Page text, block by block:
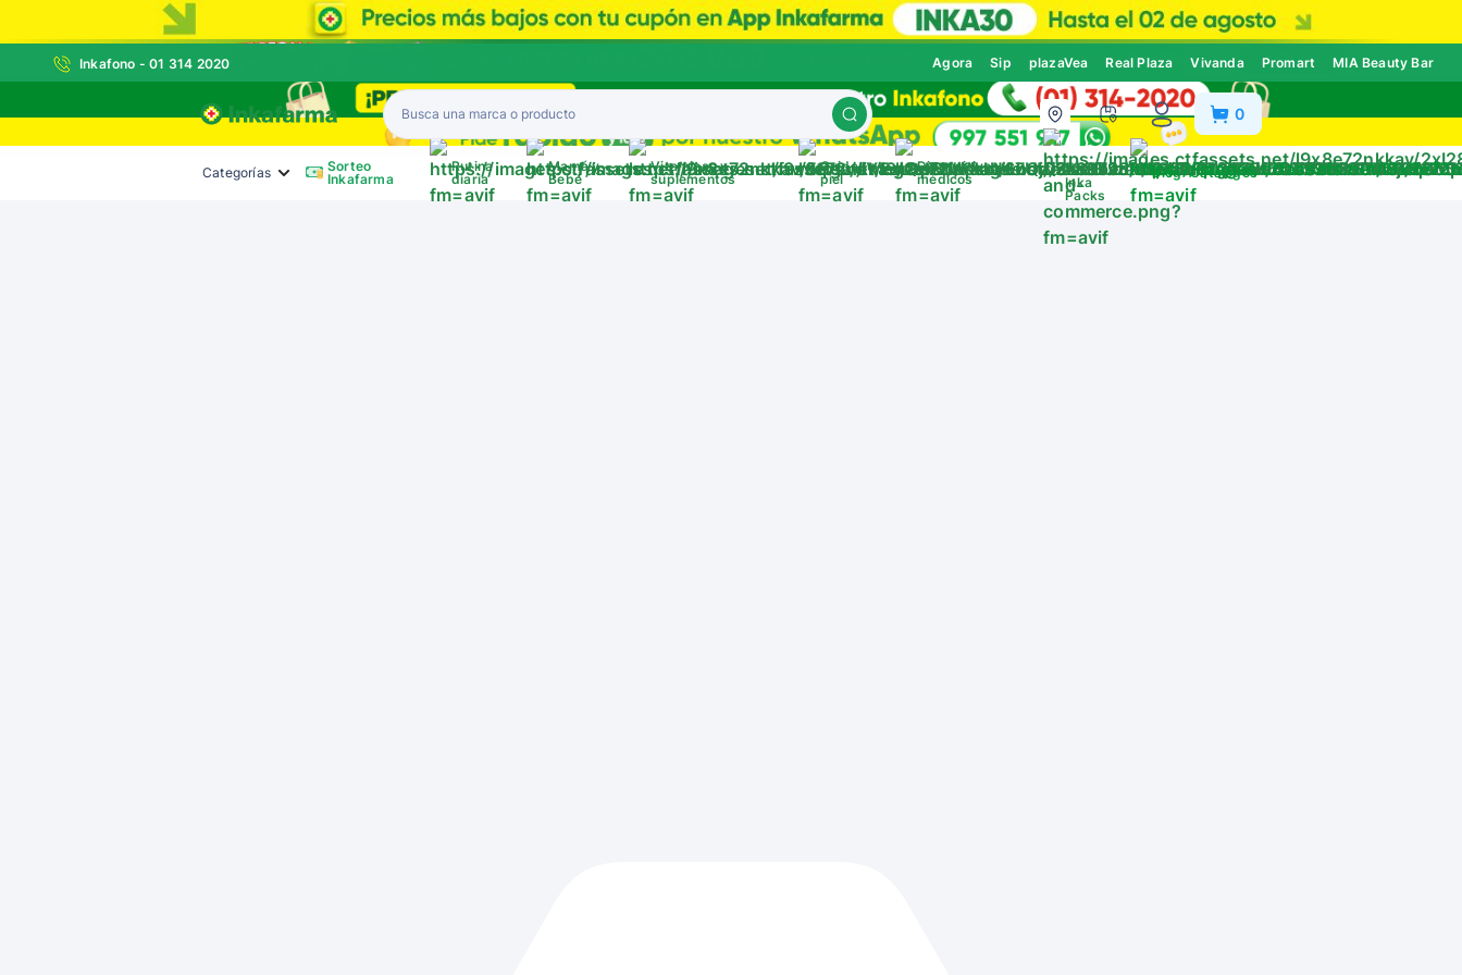
Inkafono - 01 314 2020 Agora Sip plazaVea Real Plaza Vivanda Promart MIA Beauty Bar
0
Categorías
Sorteo
Inkafarma
Rutina
diaria
Mamá y
Bebé
Vitaminas y
suplementos
Cuida tu
piel
Dispositivos
médicos
Inka
Packs
Blog Catálogos